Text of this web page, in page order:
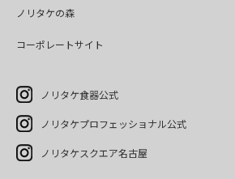
ノリタケの森
コーポレートサイト
ノリタケ食器公式
ノリタケプロフェッショナル公式
ノリタケスクエア名古屋